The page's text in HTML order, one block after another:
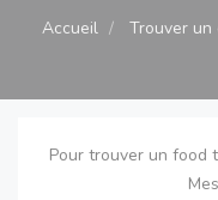
Accueil Trouver un
Pour trouver un food